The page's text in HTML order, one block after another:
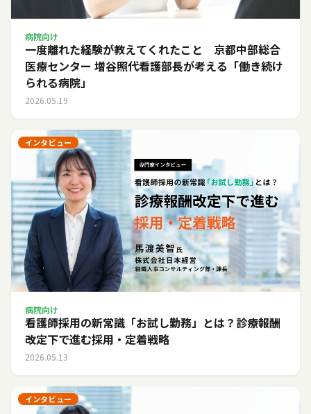
病院向け
一度離れた経験が教えてくれたこと 京都中部総合
医療センター 増谷照代看護部長が考える「働き続け
られる病院」
2026.05.19
インタビュー
病院向け
看護師採用の新常識「お試し勤務」とは？診療報酬
改定下で進む採用・定着戦略
2026.05.13
インタビュー